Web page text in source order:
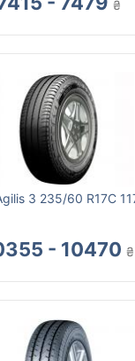
₴
3 235/60 R17C
- 10470 ₴